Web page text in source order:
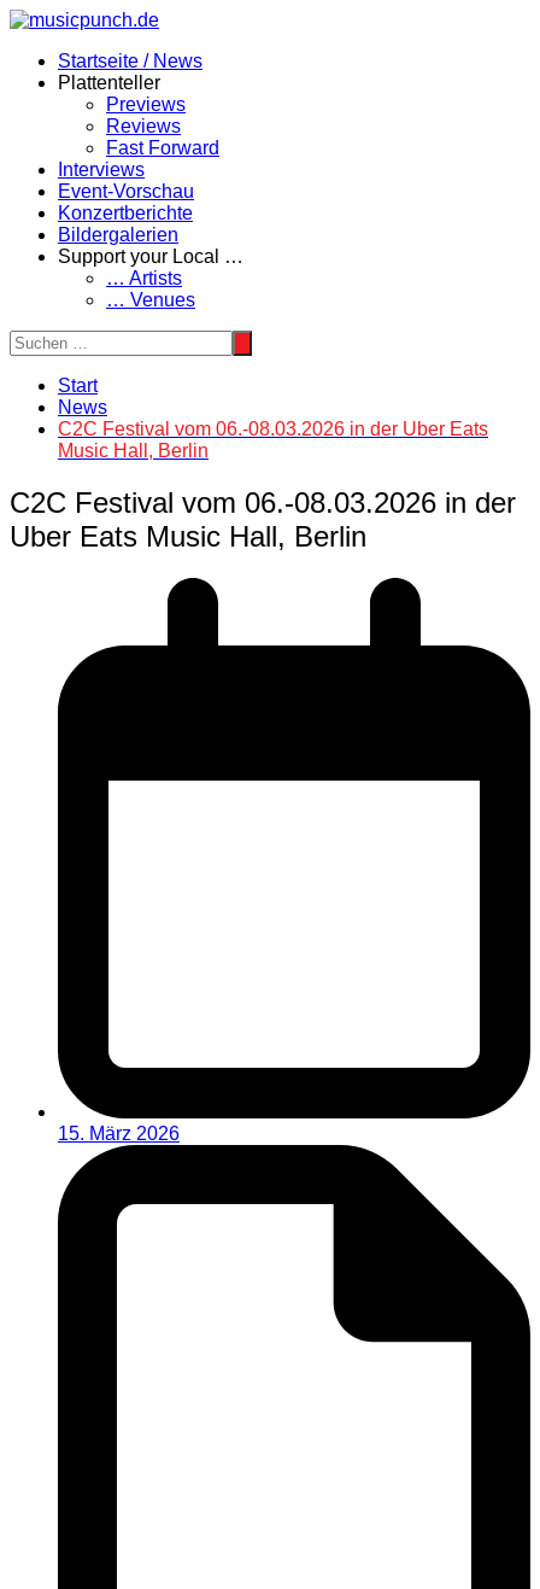
Zum
springenStartseite / News
Plattenteller
Previews
Reviews
Fast Forward
Interviews
Event-Vorschau
Konzertberichte
Bildergalerien
Support your Local …
… Artists
… Venues
Start
News
C2C Festival vom 06.-08.03.2026 in der Uber Eats
Music Hall, Berlin
C2C Festival vom 06.-08.03.2026 in der
Uber Eats Music Hall, Berlin
15. März 2026